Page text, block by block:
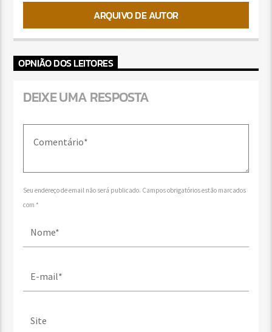
ARQUIVO DE AUTOR
OPNIÃO DOS LEITORES
DEIXE UMA RESPOSTA
Seu endereço de email não será publicado. Campos obrigatórios estão marcados
com *